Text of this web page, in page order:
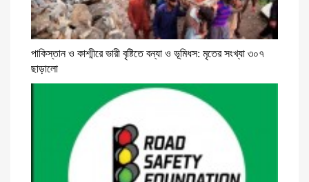
পাকিস্তান ও কাশ্মীরে ভারী বৃষ্টিতে বন্যা ও ভূমিধস: মৃতের সংখ্যা ৩০৭
ছাড়ালো